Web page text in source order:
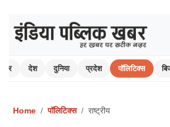
देश दुनिया प्रदेश पॉलिटिक्स
Home पॉलिटिक्स राष्ट्रीय